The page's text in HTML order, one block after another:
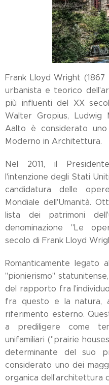
Frank Lloyd Wright
urbanista e teorico
più influenti del XX
Walter Gropius,
Aalto è considerato
Moderno in Architettura.
Nel 2011, il
l'intenzione degli Stati
candidatura delle
Mondiale dell'Umanità.
lista dei patrimoni
denominazione "Le
secolo di Frank Lloyd
Romanticamente legato
"pionierismo"
del rapporto fra
fra questo e la natura,
riferimento esterno.
a prediligere come
unifamiliari ("prairie
determinante del suo
considerato uno dei
organica dell'architettura